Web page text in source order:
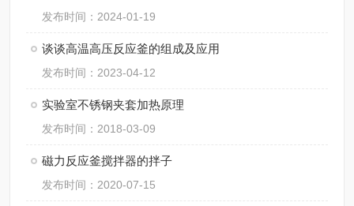
发布时间：2024-01-19
谈谈高温高压反应釜的组成及应用
发布时间：2023-04-12
实验室不锈钢夹套加热原理
发布时间：2018-03-09
磁力反应釜搅拌器的拌子
发布时间：2020-07-15